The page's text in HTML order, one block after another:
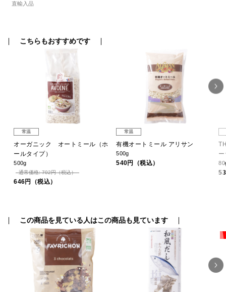
直輸入品
こちらもおすすめです
常温
オーガニック オートミール（ホ
ールタイプ）
500g
通常価格: 702円（税込）
646円（税込）
常温
有機オートミール アリサン
500g
540円（税込）
この商品を見ている人はこの商品も見ています